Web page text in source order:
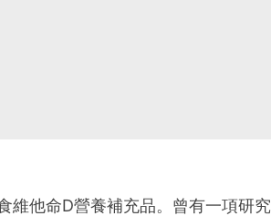
維他命D營養補充品。曾有一項研究